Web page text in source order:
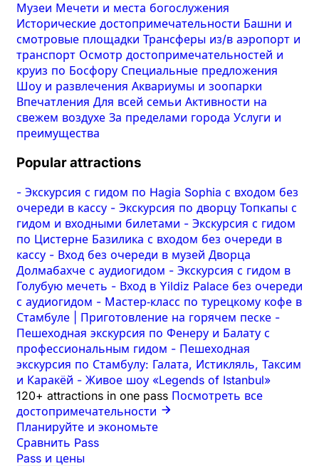
Музеи Мечети и места богослужения
Исторические достопримечательности Башни и
смотровые площадки Трансферы из/в аэропорт и
транспорт Осмотр достопримечательностей и
круиз по Босфору Специальные предложения
Шоу и развлечения Аквариумы и зоопарки
Впечатления Для всей семьи Активности на
свежем воздухе За пределами города Услуги и
преимущества
Popular attractions
- Экскурсия с гидом по Hagia Sophia с входом без
очереди в кассу - Экскурсия по дворцу Топкапы с
гидом и входными билетами - Экскурсия с гидом
по Цистерне Базилика с входом без очереди в
кассу - Вход без очереди в музей Дворца
Долмабахче с аудиогидом - Экскурсия с гидом в
Голубую мечеть - Вход в Yildiz Palace без очереди
с аудиогидом - Мастер‑класс по турецкому кофе в
Стамбуле | Приготовление на горячем песке -
Пешеходная экскурсия по Фенеру и Балату с
профессиональным гидом - Пешеходная
экскурсия по Стамбулу: Галата, Истикляль, Таксим
и Каракёй - Живое шоу «Legends of Istanbul»
120+ attractions in one pass Посмотреть все
достопримечательности
Планируйте и экономьте
Сравнить Pass
Pass и цены